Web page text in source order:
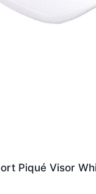
Piqué Visor